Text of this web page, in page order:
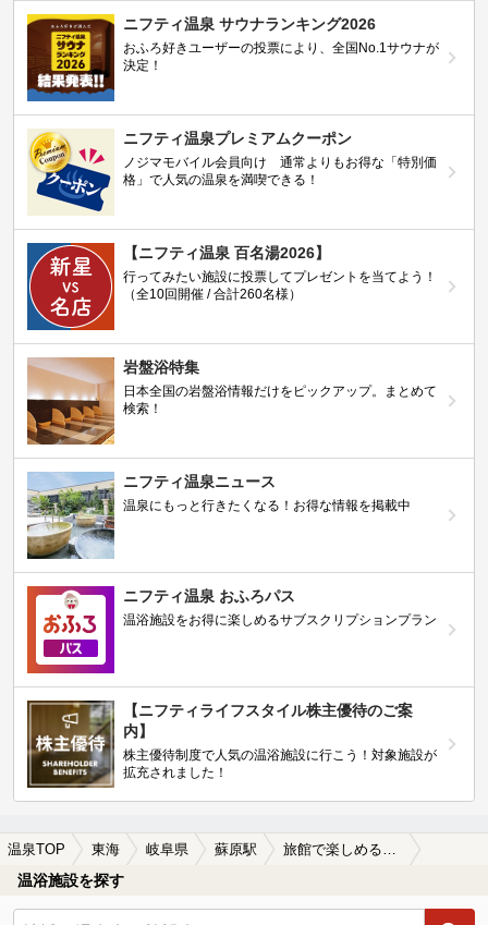
ニフティ温泉 サウナランキング2026
おふろ好きユーザーの投票により、全国No.1サウナが
決定！
ニフティ温泉プレミアムクーポン
ノジマモバイル会員向け 通常よりもお得な「特別価
格」で人気の温泉を満喫できる！
【ニフティ温泉 百名湯2026】
行ってみたい施設に投票してプレゼントを当てよう！
（全10回開催 / 合計260名様）
岩盤浴特集
日本全国の岩盤浴情報だけをピックアップ。まとめて
検索！
ニフティ温泉ニュース
温泉にもっと行きたくなる！お得な情報を掲載中
ニフティ温泉 おふろパス
温浴施設をお得に楽しめるサブスクリプションプラン
【ニフティライフスタイル株主優待のご案
内】
株主優待制度で人気の温浴施設に行こう！対象施設が
拡充されました！
温泉TOP 東海 岐阜県 蘇原駅 旅館で楽しめる蘇原駅近くの温泉、日帰り温泉、スーパー銭湯おすすめ
温浴施設を探す